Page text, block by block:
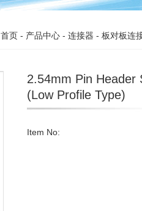
首页 - 产品中心 - 连接器 - 板对板连
2.54mm Pin Header
(Low Profile Type)
Item No: